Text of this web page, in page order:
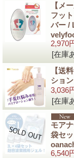
【メ
フッ
バー /
2,970
[在庫
【送
ショ
3,036
[在庫
モア
袋セ
6,540